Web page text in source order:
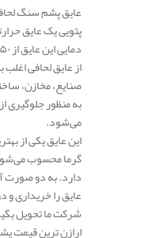
عایق پشم سنگ
پتویی یک عایق
از عایق لحافی
صنایع، مخازن،
به منظور جلوگیری
می‌شود.
این عایق یکی از
گرما محسوب
دارد. به دو صورت
عایق را خریداری
شرکت ما تحویل